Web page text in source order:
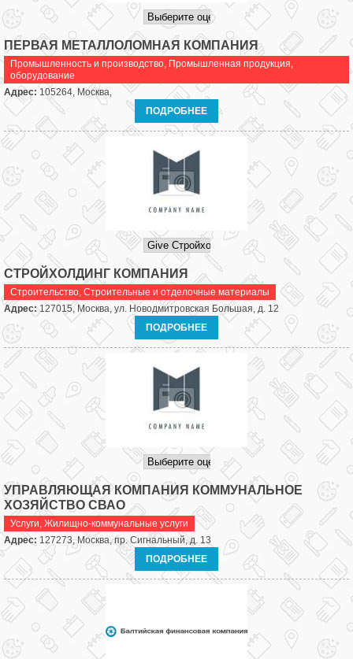
ПЕРВАЯ МЕТАЛЛОЛОМНАЯ КОМПАНИЯ
Промышленность и производство, Промышленная продукция,
оборудование
Адрес: 105264, Москва,
ПОДРОБНЕЕ
СТРОЙХОЛДИНГ КОМПАНИЯ
Строительство, Строительные и отделочные материалы
Адрес:127015, Москва, ул. Новодмитровская Большая, д. 12
ПОДРОБНЕЕ
УПРАВЛЯЮЩАЯ КОМПАНИЯ КОММУНАЛЬНОЕ
ХОЗЯЙСТВО СВАО
Услуги, Жилищно-коммунальные услуги
Адрес: 127273, Москва, пр. Сигнальный, д. 13
ПОДРОБНЕЕ